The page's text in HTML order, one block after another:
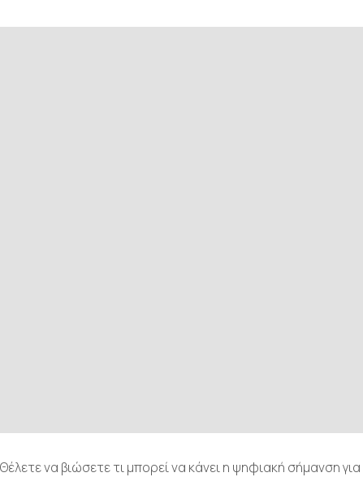
Θέλετε να βιώσετε τι μπορεί να κάνει η ψηφιακή σήμανση